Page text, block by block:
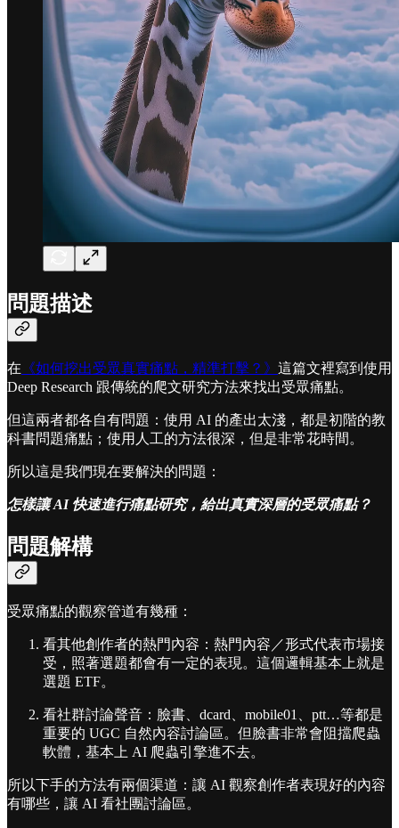
問題描述
在 《如何挖出受眾真實痛點，精準打擊？》 這篇文裡寫到使用
Deep Research 跟傳統的爬文研究方法來找出受眾痛點。
但這兩者都各自有問題：使用 AI 的產出太淺，都是初階的教
科書問題痛點；使用人工的方法很深，但是非常花時間。
所以這是我們現在要解決的問題：
怎樣讓 AI 快速進行痛點研究，給出真實深層的受眾痛點？
問題解構
受眾痛點的觀察管道有幾種：
看其他創作者的熱門內容：熱門內容／形式代表市場接
受，照著選題都會有一定的表現。這個邏輯基本上就是
選題 ETF。
看社群討論聲音：臉書、dcard、mobile01、ptt…等都是
重要的 UGC 自然內容討論區。但臉書非常會阻擋爬蟲
軟體，基本上 AI 爬蟲引擎進不去。
所以下手的方法有兩個渠道：讓 AI 觀察創作者表現好的內容
有哪些，讓 AI 看社團討論區。